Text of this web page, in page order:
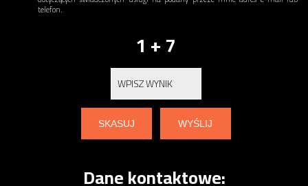
telefon.
1 + 7
Dane kontaktowe: